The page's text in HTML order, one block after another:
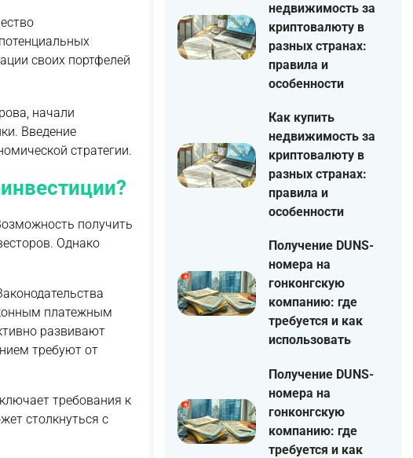
своих портфелей
начали
Введение
стратегии.
получить
Однако
платежным
развивают
требуют от
требования к
столкнуться с
недвижимость за
криптовалюту в
разных странах:
правила и
особенности
Как купить
недвижимость за
криптовалюту в
разных странах:
правила и
особенности
Получение DUNS-
номера на
гонконгскую
компанию: где
требуется и как
использовать
Получение DUNS-
номера на
гонконгскую
компанию: где
требуется и как